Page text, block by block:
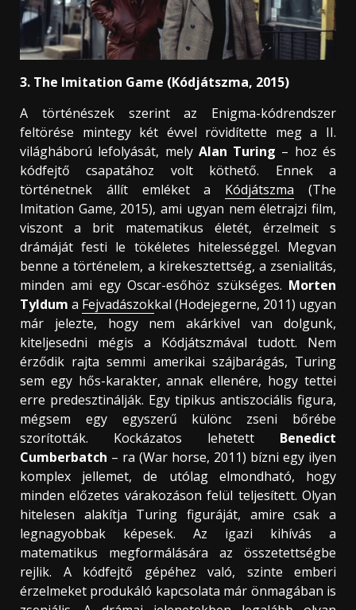
3. The Imitation Game (Kódjátszma, 2015)
A történészek szerint az Enigma-kódrendszer
feltörése mintegy két évvel rövidítette meg a II.
világháború lefolyását, mely Alan Turing – hoz és
kódfejtő csapatához volt köthető. Ennek a
történetnek állít emléket a Kódjátszma (The
Imitation Game, 2015), ami ugyan nem életrajzi film,
viszont a brit matematikus életét, érzelmeit s
drámáját festi le tökéletes hitelességgel. Megvan
benne a történelem, a kirekesztettség, a zsenialitás,
minden ami egy Oscar-esőhöz szükséges. Morten
Tyldum a Fejvadászokkal (Hodejegerne, 2011) ugyan
már jelezte, hogy nem akárkivel van dolgunk,
kiteljesedni mégis a Kódjátszmával tudott. Nem
érződik rajta semmi amerikai szájbarágás, Turing
sem egy hős-karakter, annak ellenére, hogy tettei
erre predesztinálják. Egy tipikus antiszociális figura,
mégsem egy egyszerű különc zseni bőrébe
szorították. Kockázatos lehetett Benedict
Cumberbatch – ra (War horse, 2011) bízni egy ilyen
komplex jellemet, de utólag elmondható, hogy
minden előzetes várakozáson felül teljesített. Olyan
hitelesen alakítja Turing figuráját, amire csak a
legnagyobbak képesek. Az igazi kihívás a
matematikus megformálására az összetettségbe
rejlik. A kódfejtő gépéhez való, szinte emberi
érzelmeket produkáló kapcsolata már önmagában is